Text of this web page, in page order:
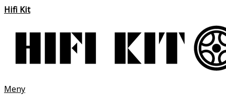
Hifi Kit
Meny